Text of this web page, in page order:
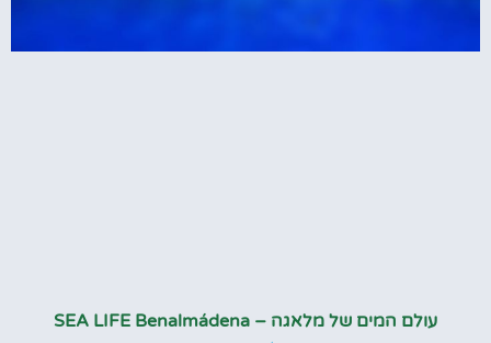
עולם המים של מלאגה – SEA LIFE Benalmádena